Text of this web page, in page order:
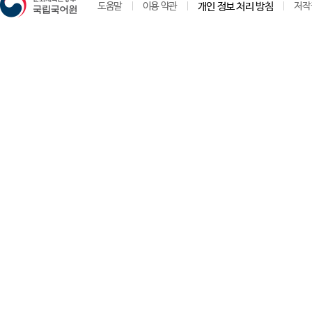
도움말 이용 약관 개인 정보 처리 방침 저